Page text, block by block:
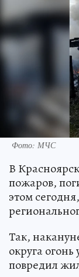
Фото: МЧС
В
пожаров,
этом
Так,
округа
повредил